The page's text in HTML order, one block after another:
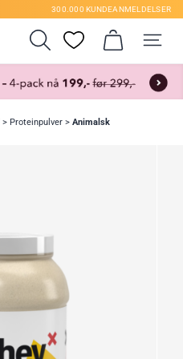
300.000 KUNDEANMELDELSER
> Proteinpulver > Animalsk